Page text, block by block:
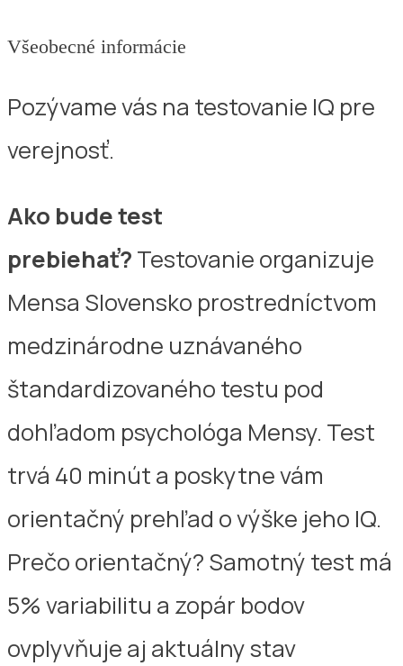
Všeobecné informácie
Pozývame vás na testovanie IQ pre
verejnosť.
Ako bude test
prebiehať? Testovanie organizuje
Mensa Slovensko prostredníctvom
medzinárodne uznávaného
štandardizovaného testu pod
dohľadom psychológa Mensy. Test
trvá 40 minút a poskytne vám
orientačný prehľad o výške jeho IQ.
Prečo orientačný? Samotný test má
5% variabilitu a zopár bodov
ovplyvňuje aj aktuálny stav